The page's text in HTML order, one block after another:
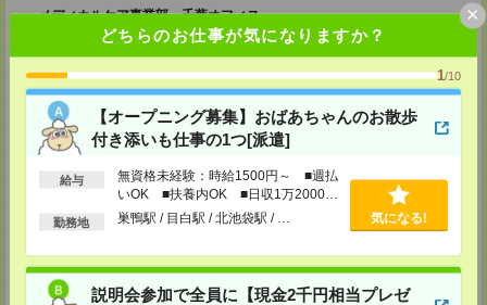
どちらのお仕事が気になりますか？
1/10
【オープニング募集】おばあちゃんのお散歩
付き添いも仕事の1つ[派遣]
給与
無資格未経験：時給1500円～ ■週払
いOK ■扶養内OK ■日収1万2000円
以上
勤務地 巣鴨駅 / 目白駅 / 北池袋駅 / … 気になる!
説明会参加で全員に【現金2千円相当プレゼ
×
メディカルケア事業部 千葉オフィス
千葉県千葉市中央区富士見2-15-11 IMI千葉富士見ビル6F
TEL：0120-998-758
MAIL：tenshoku@nikken-ts.jp
担当：採用担当
メディカルケア事業部 柏オフィス
千葉県柏市末広町5-19 第12関口ビル7F 705号室
TEL：0120-935-218
MAIL：tenshoku@nikken-ts.jp
担当：採用担当
メディカルケア事業部 新宿オフィス
TEL：0120-457-235
MAIL：tenshoku@nikken-ts.jp
担当：採用担当